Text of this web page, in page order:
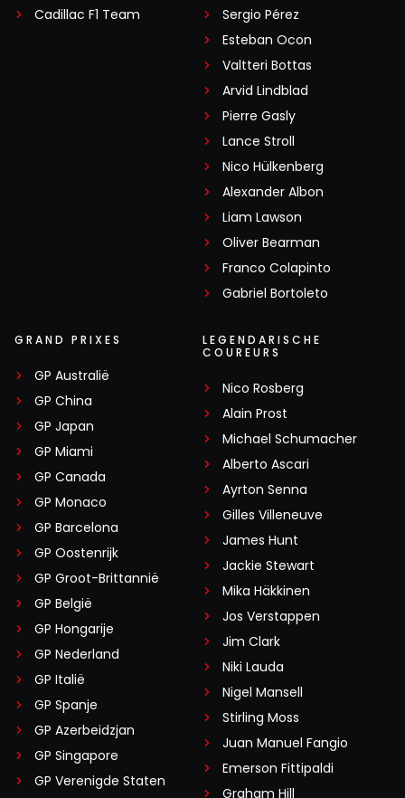
Cadillac F1 Team
Sergio Pérez
Esteban Ocon
Valtteri Bottas
Arvid Lindblad
Pierre Gasly
Lance Stroll
Nico Hülkenberg
Alexander Albon
Liam Lawson
Oliver Bearman
Franco Colapinto
Gabriel Bortoleto
GRAND PRIXES
GP Australië
GP China
GP Japan
GP Miami
GP Canada
GP Monaco
GP Barcelona
GP Oostenrijk
GP Groot-Brittannië
GP België
GP Hongarije
GP Nederland
GP Italië
GP Spanje
GP Azerbeidzjan
GP Singapore
GP Verenigde Staten
LEGENDARISCHE
COUREURS
Nico Rosberg
Alain Prost
Michael Schumacher
Alberto Ascari
Ayrton Senna
Gilles Villeneuve
James Hunt
Jackie Stewart
Mika Häkkinen
Jos Verstappen
Jim Clark
Niki Lauda
Nigel Mansell
Stirling Moss
Juan Manuel Fangio
Emerson Fittipaldi
Graham Hill